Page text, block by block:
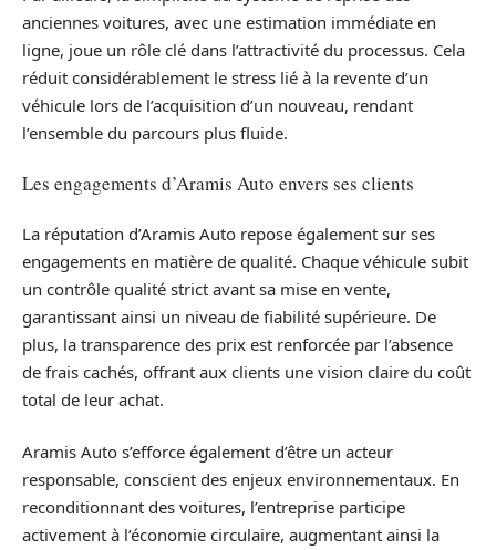
anciennes voitures, avec une estimation immédiate en
ligne, joue un rôle clé dans l’attractivité du processus. Cela
réduit considérablement le stress lié à la revente d’un
véhicule lors de l’acquisition d’un nouveau, rendant
l’ensemble du parcours plus fluide.
Les engagements d’Aramis Auto envers ses clients
La réputation d’Aramis Auto repose également sur ses
engagements en matière de qualité. Chaque véhicule subit
un contrôle qualité strict avant sa mise en vente,
garantissant ainsi un niveau de fiabilité supérieure. De
plus, la transparence des prix est renforcée par l’absence
de frais cachés, offrant aux clients une vision claire du coût
total de leur achat.
Aramis Auto s’efforce également d’être un acteur
responsable, conscient des enjeux environnementaux. En
reconditionnant des voitures, l’entreprise participe
activement à l’économie circulaire, augmentant ainsi la